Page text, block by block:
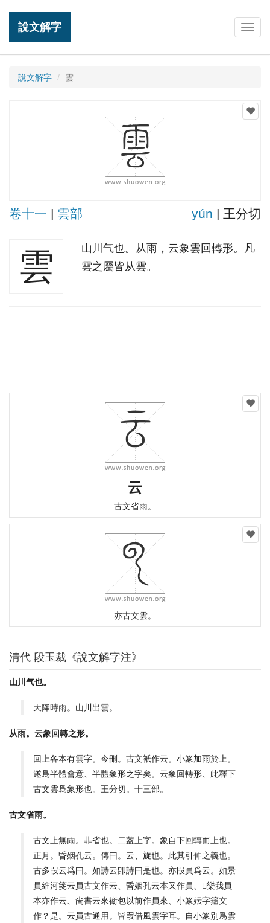
說文解字
說文解字 雲
卷十一 | 雲部 yún | 王分切
雲
山川气也。从雨，云象雲回轉形。凡
雲之屬皆从雲。
云
古文省雨。
亦古文雲。
清代 段玉裁《說文解字注》
山川气也。
天降時雨。山川出雲。
从雨。云象回轉之形。
回上各本有雲字。今刪。古文衹作云。小篆加雨於上。
遂爲半體會意、半體象形之字矣。云象回轉形、此釋下
古文雲爲象形也。王分切。十三部。
古文省雨。
古文上無雨。非省也。二葢上字。象自下回轉而上也。
正月。昏姻孔云。傳曰。云、旋也。此其引伸之義也。
古多叚云爲曰。如詩云卽詩曰是也。亦叚員爲云。如景
員維河箋云員古文作云、昏姻孔云本又作員、𦕼樂我員
本亦作云、尙書云來衞包以前作員來、小篆妘字籒文
作？是。云員古通用。皆叚借風雲字耳。自小篆別爲雲